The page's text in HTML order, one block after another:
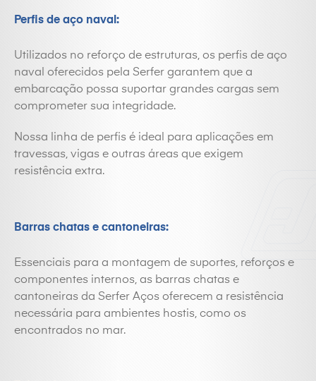
Perfis de aço naval:
Utilizados no reforço de estruturas, os perfis de aço
naval oferecidos pela Serfer garantem que a
embarcação possa suportar grandes cargas sem
comprometer sua integridade.
Nossa linha de perfis é ideal para aplicações em
travessas, vigas e outras áreas que exigem
resistência extra.
Barras chatas e cantoneiras:
Essenciais para a montagem de suportes, reforços e
componentes internos, as barras chatas e
cantoneiras da Serfer Aços oferecem a resistência
necessária para ambientes hostis, como os
encontrados no mar.